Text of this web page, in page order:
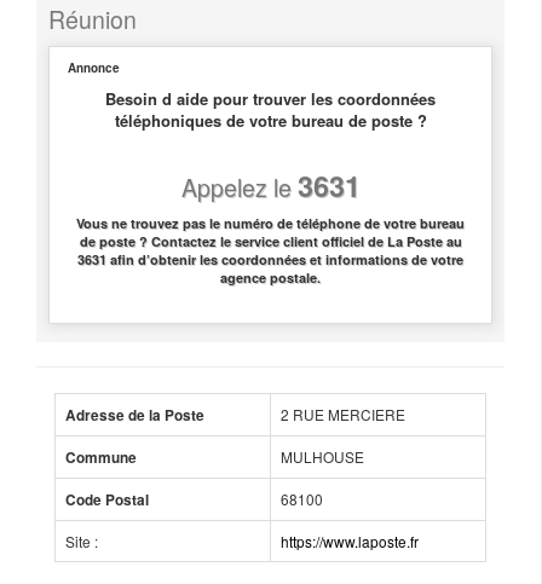
Réunion
Annonce
Besoin d aide pour trouver les coordonnées
téléphoniques de votre bureau de poste ?
Appelez le3631
Vous ne trouvez pas le numéro de téléphone de votre bureau
de poste ? Contactez le service client officiel de La Poste au
3631 afin d’obtenir les coordonnées et informations de votre
agence postale.
Adresse de la Poste 2 RUE MERCIERE
Commune MULHOUSE
Code Postal 68100
Site : https://www.laposte.fr